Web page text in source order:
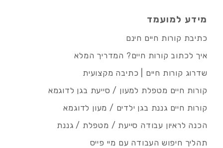
מידע למועמד
כתיבת קורות חיים חינם
איך לכתוב קורות חיים? המדריך המלא
שדרוג קורות חיים | כתיבה מקצועית
קורות חיים מטפלת למעון / סייעת בגן לדוגמא
קורות חיים גננת בגן ילדים / מעון לדוגמא
הכנה לראיון עבודה סייעת / מטפלת / גננת
תהליך חיפוש העבודה עם מיי פייס